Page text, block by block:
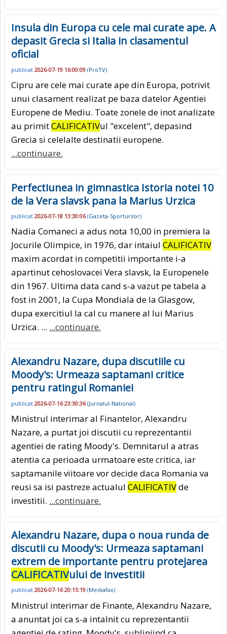
Insula din Europa cu cele mai curate ape. A
depasit Grecia si Italia in clasamentul
oficial
publicat 2026-07-19 16:00:09 (ProTV)
Cipru are cele mai curate ape din Europa, potrivit
unui clasament realizat pe baza datelor Agentiei
Europene de Mediu. Toate zonele de inot analizate
au primitCALIFICATIVul "excelent", depasind
Grecia si celelalte destinatii europene.
...continuare.
Perfectiunea in gimnastica Istoria notei 10
de la Vera slavsk pana la Marius Urzica
publicat 2026-07-18 13:30:06(Gazeta-Sporturilor)
Nadia Comaneci a adus nota 10,00 in premiera la
Jocurile Olimpice, in 1976, dar intaiul CALIFICATIV
maxim acordat in competitii importante i-a
apartinut cehoslovacei Vera slavsk, la Europenele
din 1967. Ultima data cand s-a vazut pe tabela a
fost in 2001, la Cupa Mondiala de la Glasgow,
dupa exercitiul la cal cu manere al lui Marius
Urzica. ... ...continuare.
Alexandru Nazare, dupa discutiile cu
Moody's: Urmeaza saptamani critice
pentru ratingul Romaniei
publicat 2026-07-16 23:30:36(Jurnalul-National)
Ministrul interimar al Finantelor, Alexandru
Nazare, a purtat joi discutii cu reprezentantii
agentiei de rating Moody's. Demnitarul a atras
atentia ca perioada urmatoare este critica, iar
saptamanile viitoare vor decide daca Romania va
reusi sa isi pastreze actualul CALIFICATIVde
investitii. ...continuare.
Alexandru Nazare, dupa o noua runda de
discutii cu Moody's: Urmeaza saptamani
extrem de importante pentru protejarea
CALIFICATIVului de investitii
publicat 2026-07-16 20:15:19 (Mediafax)
Ministrul interimar de Finante, Alexandru Nazare,
a anuntat joi ca s-a intalnit cu reprezentantii